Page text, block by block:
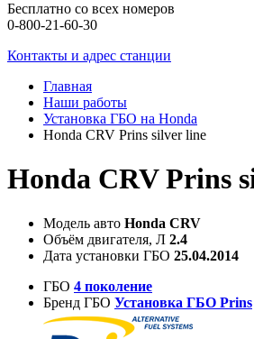
Бесплатно со всех номеров
0-800-21-60-30
Контакты и адрес станции
Главная
Наши работы
Установка ГБО на Honda
Honda CRV Prins silver line
Honda CRV Prins
Модель авто Honda CRV
Объём двигателя, Л 2.4
Дата установки ГБО 25.04.2014
ГБО 4 поколение
Бренд ГБО Установка ГБО Prins